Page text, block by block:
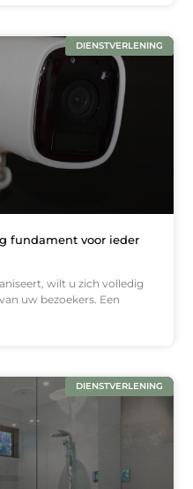
DIENSTVERLENING
fundament voor ieder
wilt u zich volledig
uw bezoekers. Een
DIENSTVERLENING